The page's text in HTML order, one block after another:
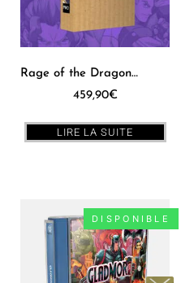
Rage of the Dragons MVS [US]
459,90€
LIRE LA SUITE
DISPONIBLE